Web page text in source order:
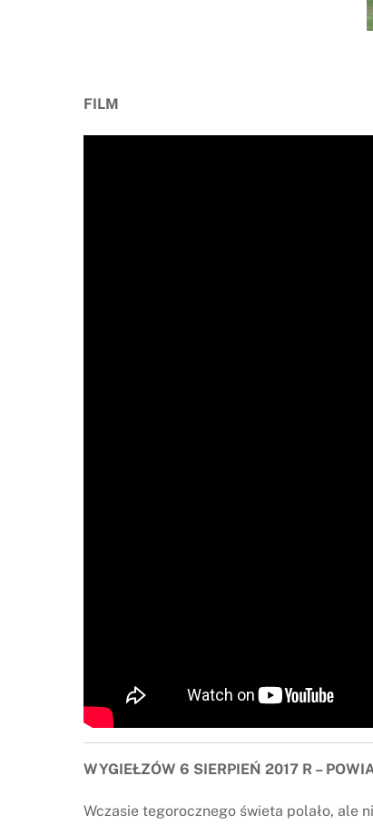
FILM
WYGIEŁZÓW 6 SIERPIEŃ 2017 R –
Wczasie tegorocznego świeta polało, ale